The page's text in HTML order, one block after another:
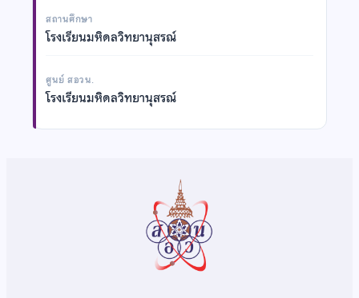
สถานศึกษา
โรงเรียนมหิดลวิทยานุสรณ์
ศูนย์ สอวน.
โรงเรียนมหิดลวิทยานุสรณ์